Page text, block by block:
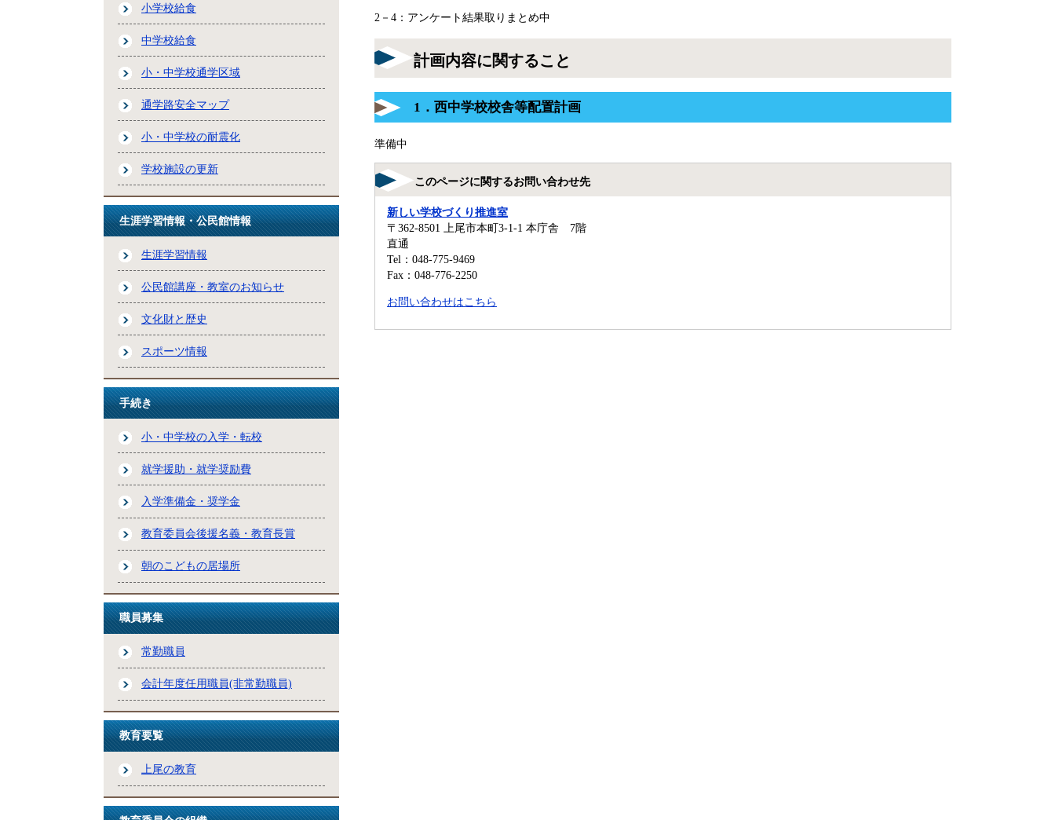
小学校給食
中学校給食
小・中学校通学区域
通学路安全マップ
小・中学校の耐震化
学校施設の更新
生涯学習情報・公民館情報
生涯学習情報
公民館講座・教室のお知らせ
文化財と歴史
スポーツ情報
手続き
小・中学校の入学・転校
就学援助・就学奨励費
入学準備金・奨学金
教育委員会後援名義・教育長賞
朝のこどもの居場所
職員募集
常勤職員
会計年度任用職員(非常勤職員)
教育要覧
上尾の教育
2－4：アンケート結果取りまとめ中
計画内容に関すること
1．西中学校校舎等配置計画
準備中
このページに関するお問い合わせ先
新しい学校づくり推進室
〒362-8501
上尾市本町3-1-1 本庁舎 7階
直通
Tel：048-775-9469
Fax：048-776-2250
お問い合わせはこちら